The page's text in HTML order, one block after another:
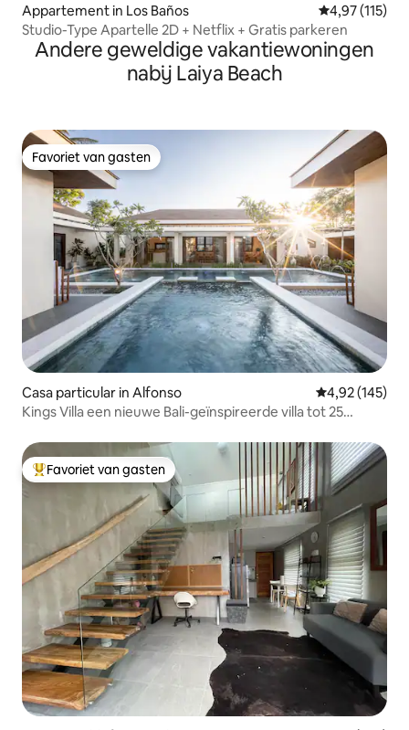
Appartement in Los Baños Gemiddelde
4,97 (115)
Studio-Type Apartelle 2D + Netflix + Gratis parkeren
Andere geweldige vakantiewoningen
nabij Laiya Beach
Favoriet van gasten
Favoriet van gasten
Casa particular in Alfonso Gemiddelde
4,92 (145)
Kings Villa een nieuwe Bali-geïnspireerde villa tot 25
Topfavoriet van gasten
Favoriet van gasten